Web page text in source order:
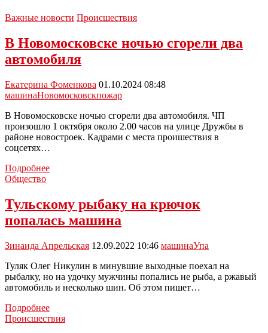
Важные новости Происшествия
В Новомосковске ночью сгорели два
автомобиля
Екатерина Фоменкова 01.10.2024 08:48
машинаНовомосковскпожар
В Новомосковске ночью сгорели два автомобиля. ЧП
произошло 1 октября около 2.00 часов на улице Дружбы в
районе новостроек. Кадрами с места проишествия в
соцсетях…
ПодробнееВ
два
автомобиля
Общество
Тульскому рыбаку на крючок
попалась машина
Зинаида Апрельская 12.09.2022 10:46 машинаУпа
Туляк Олег Никулин в минувшие выходные поехал на
рыбалку, но на удочку мужчины попались не рыба, а ржавый
автомобиль и несколько шин. Об этом пишет…
ПодробнееТульскому
рыбаку
Происшествия